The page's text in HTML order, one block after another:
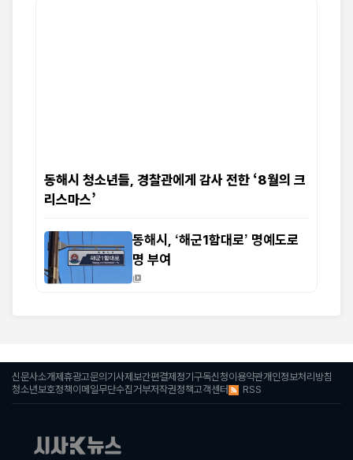
동해시 청소년들, 경찰관에게 감사 전한 ‘8월의 크
리스마스’
동해시, ‘해군1함대로’ 명예도로
명 부여
신문사소개제휴광고문의기사제보간편결제정기구독신청이용약관개인정보처리방침
청소년보호정책이메일무단수집거부저작권정책고객센터 RSS